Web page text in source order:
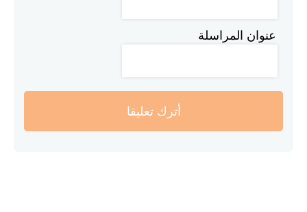
عنوان المراسلة
أترك تعليقا